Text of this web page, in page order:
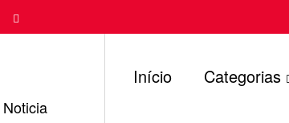
Início Categorias